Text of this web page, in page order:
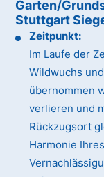
Garten/
Stuttgart
Zeitpunkt:
Im Laufe der
Wildwuchs
übernommen
verlieren und
Rückzugsort
Harmonie